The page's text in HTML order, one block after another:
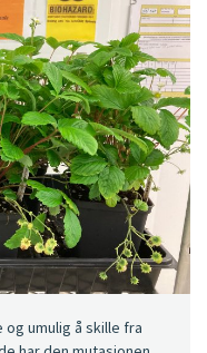
umulig å skille fra